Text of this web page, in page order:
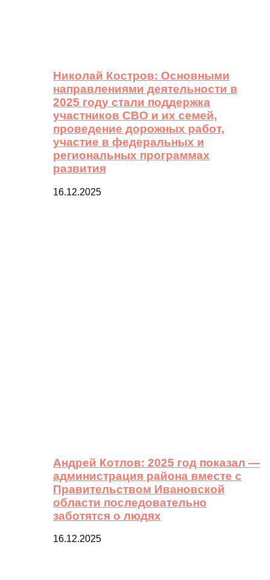
Николай Костров: Основными
направлениями деятельности в
2025 году стали поддержка
участников СВО и их семей,
проведение дорожных работ,
участие в федеральных и
региональных программах
развития
16.12.2025
Андрей Котлов: 2025 год показал —
администрация района вместе с
Правительством Ивановской
области последовательно
заботятся о людях
16.12.2025